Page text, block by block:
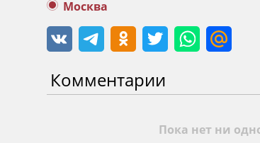
Москва
Комментарии
Пока нет ни